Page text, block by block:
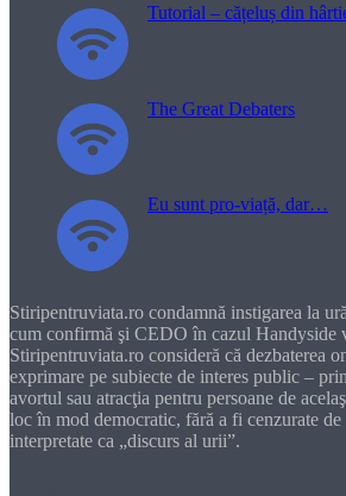
Tutorial – cățeluș din
The Great Debaters
Eu sunt pro-viață, dar…
Stiripentruviata.ro condamnă instigarea la
cum confirmă şi CEDO în cazul Handyside
Stiripentruviata.ro consideră că dezbaterea
exprimare pe subiecte de interes public –
avortul sau atracţia pentru persoane de
loc în mod democratic, fără a fi cenzurate
interpretate ca „discurs al urii”.